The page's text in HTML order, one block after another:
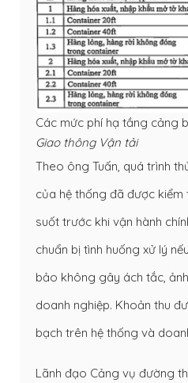
Các mức phí hạ tầng cảng
Giao thông Vận tải
Theo ông Tuấn, quá trình
của hệ thống đã được
suốt trước khi vận hành
chuẩn bị tình huống xử lý
bảo không gây ách tắc,
doanh nghiệp. Khoản thu
bạch trên hệ thống và
Lãnh đạo Cảng vụ đường